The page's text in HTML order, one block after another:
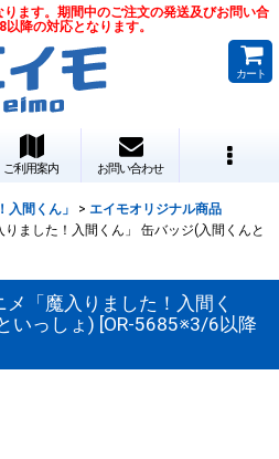
ます。期間中のご注文の発送及びお問い合
降の対応となります。
カート
ご利用案内 お問い合わせ
入間くん」 > エイモオリジナル商品
りました！入間くん」 缶バッジ(入間くんと
メ「魔入りました！入間く
いっしょ) [OR-5685※3/6以降